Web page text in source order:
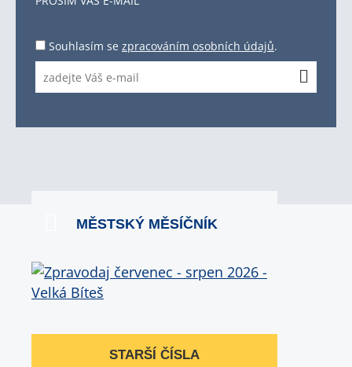
Souhlasím se zpracováním osobních údajů.
MĚSTSKÝ MĚSÍČNÍK
STARŠÍ ČÍSLA